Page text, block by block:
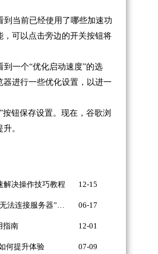
到当前已经使用了哪些加速功
可以点击旁边的开关按钮将
一个“优化启动速度”的选
进行一些优化设置，以进一
钮保存设置。现在，谷歌浏
。
解决操作技巧教程 12-15
谷歌浏览器下载扩展失败提示“无法连接服务器”解决 06-17
指南 12-01
何提升体验 07-09